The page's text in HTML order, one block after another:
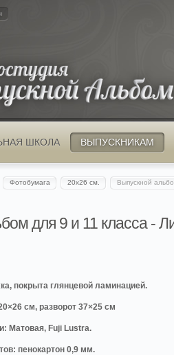
ШКОЛА ВЫПУСКНИКАМ
Фотобумага 20х26 см. Выпускной
для 9 и 11 класса -
покрыта глянцевой ламинацией.
см, разворот 37×25 см
Матовая, Fuji Lustra.
пенокартон 0,9 мм.